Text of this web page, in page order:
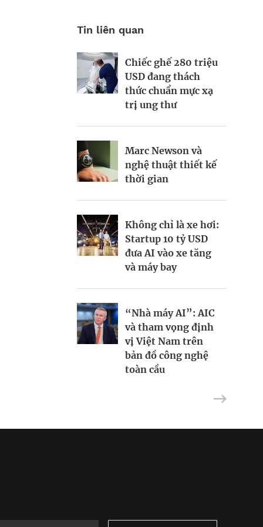
Tin liên quan
Chiếc ghế 280 triệu
USD đang thách
thức chuẩn mực xạ
trị ung thư
Marc Newson và
nghệ thuật thiết kế
thời gian
Không chỉ là xe hơi:
Startup 10 tỷ USD
đưa AI vào xe tăng
và máy bay
“Nhà máy AI”: AIC
và tham vọng định
vị Việt Nam trên
bản đồ công nghệ
toàn cầu
Khi Harvard và Ivy
League trở thành
mục tiêu cắt giảm
ngân sách của
Startup Apex và kỷ
nguyên sản xuất vệ
Kinh Bắc gia nhập
lĩnh vực AI với dự án
tỷ đô
Dùng nợ xây đế chế
AI: Chiến lược táo
bạo của CoreWeave
Vì sao AI đang hồi
sinh ngành năng
lượng hạt nhân
toàn cầu?
Từ startup tí hon tại
Ba Lan đến đế chế
AI 6,6 tỷ USD
Doanh nhân
Ukraine biến ứng
dụng học tập
Headway thành
Tại sao IBM dồn
toàn lực vào máy
tính lượng tử?